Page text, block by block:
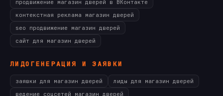
продвижение магазин дверей в ВКонтакте
контекстная реклама магазин дверей
seo продвижение магазин дверей
сайт для магазин дверей
ЛИДОГЕНЕРАЦИЯ И ЗАЯВКИ
заявки для магазин дверей
лиды для магазин дверей
ведение соцсетей магазин дверей